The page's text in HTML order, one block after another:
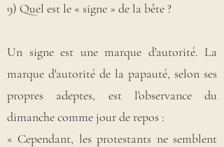
9) Quel est le « signe » de la bête ?
Un signe est une marque d'autorité. La
marque d'autorité de la papauté, selon ses
propres adeptes, est l'observance du
dimanche comme jour de repos :
« Cependant, les protestants ne semblent